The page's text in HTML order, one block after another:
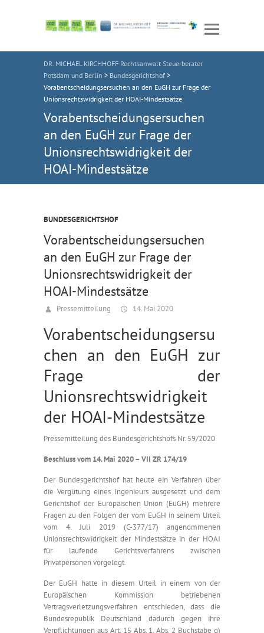
DR. MICHAEL KIRCHHOFF Rechtsanwalt Steuerberater
Potsdam und Berlin > Bundesgerichtshof >
Vorabentscheidungsersuchen an den EuGH zur Frage der
Unionsrechtswidrigkeit der HOAI-Mindestsätze
Vorabentscheidungsersuchen
an den EuGH zur Frage der
Unionsrechtswidrigkeit der
HOAI-Mindestsätze
BUNDESGERICHTSHOF
Vorabentscheidungsersuchen
an den EuGH zur Frage der
Unionsrechtswidrigkeit der
HOAI-Mindestsätze
Pressemitteilung 14. Mai 2020
Vorabentscheidungsersu
chen an den EuGH zur
Frage der
Unionsrechtswidrigkeit
der HOAI-Mindestsätze
Pressemitteilung des Bundesgerichtshofs Nr. 59/2020
Beschluss vom 14. Mai 2020 – VII ZR 174/19
Der Bundesgerichtshof hat heute ein Verfahren über
die Vergütung eines Ingenieurs ausgesetzt und dem
Gerichtshof der Europäischen Union (EuGH) mehrere
Fragen zu den Folgen der vom EuGH in seinem Urteil
vom 4. Juli 2019 (C-377/17) angenommenen
Unionsrechtswidrigkeit der Mindestsätze in der HOAI
für laufende Gerichtsverfahrens zwischen
Privatpersonen vorgelegt.
Der EuGH hatte in diesem Urteil in einem von der
Europäischen Kommission betriebenen
Vertragsverletzungsverfahren entschieden, dass die
Bundesrepublik Deutschland dadurch gegen ihre
Verpflichtungen aus Art. 15 Abs. 1, Abs. 2 Buchstabe g)